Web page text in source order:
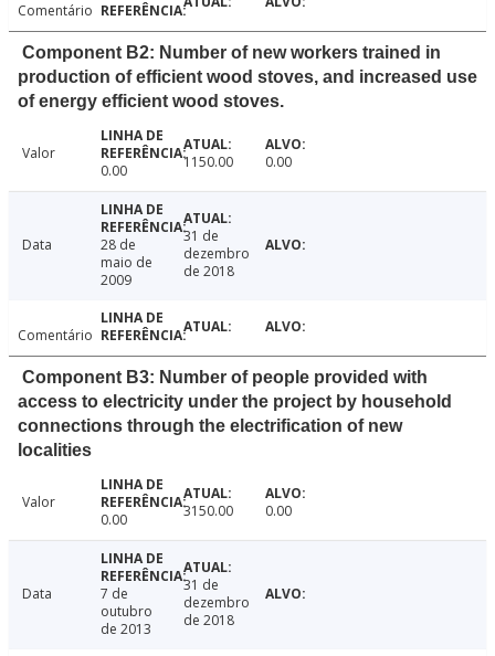
Comentário
Component B2: Number of new workers trained in
production of efficient wood stoves, and increased use
of energy efficient wood stoves.
Valor
0.00
1150.00 0.00
Data
28 de
maio de
2009
31 de
dezembro
de 2018
Comentário
Component B3: Number of people provided with
access to electricity under the project by household
connections through the electrification of new
localities
Valor
0.00
3150.00 0.00
Data
7 de
outubro
de 2013
31 de
dezembro
de 2018